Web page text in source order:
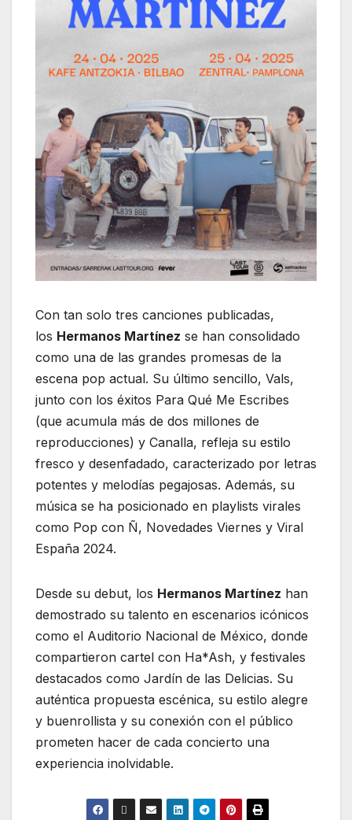
Con tan solo tres canciones publicadas,
los Hermanos Martínez se han consolidado
como una de las grandes promesas de la
escena pop actual. Su último sencillo, Vals,
junto con los éxitos Para Qué Me Escribes
(que acumula más de dos millones de
reproducciones) y Canalla, refleja su estilo
fresco y desenfadado, caracterizado por letras
potentes y melodías pegajosas. Además, su
música se ha posicionado en playlists virales
como Pop con Ñ, Novedades Viernes y Viral
España 2024.
Desde su debut, los Hermanos Martínez han
demostrado su talento en escenarios icónicos
como el Auditorio Nacional de México, donde
compartieron cartel con Ha*Ash, y festivales
destacados como Jardín de las Delicias. Su
auténtica propuesta escénica, su estilo alegre
y buenrollista y su conexión con el público
prometen hacer de cada concierto una
experiencia inolvidable.